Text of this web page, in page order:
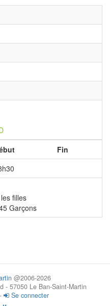
Fin
filles
Garçons
@2006-2026
- 57050 Le Ban-Saint-Martin
- Se connecter